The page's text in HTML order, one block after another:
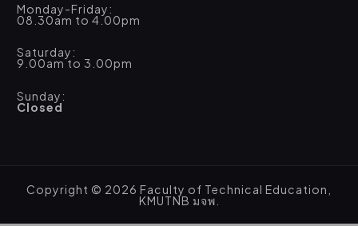
Monday-Friday:
08.30am to 4.00pm
Saturday:
9.00am to 3.00pm
Sunday:
Closed
Copyright © 2026 Faculty of Technical Education,
KMUTNB มจพ.